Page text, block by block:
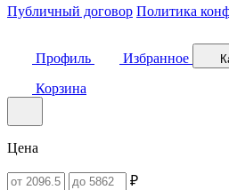
Публичный договор Политика
Профиль Избранное
Корзина
Цена
₽